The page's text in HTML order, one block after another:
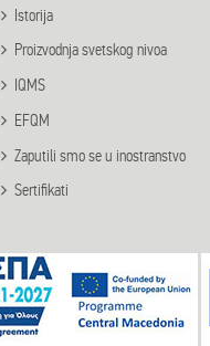
Istorija
Proizvodnja svetskog nivoa
IQMS
EFQM
Zaputili smo se u inostranstvo
Sertifikati